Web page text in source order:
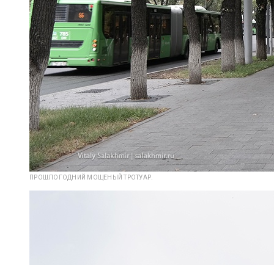
ПРОШЛОГОДНИЙ МОЩЕНЫЙ ТРОТУАР.